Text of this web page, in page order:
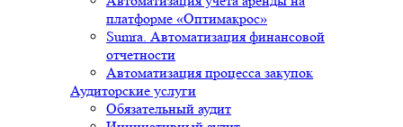
платформе «Оптимакрос»
Sumra. Автоматизация финансовой
отчетности
Автоматизация процесса закупок
Аудиторские услуги
Обязательный аудит